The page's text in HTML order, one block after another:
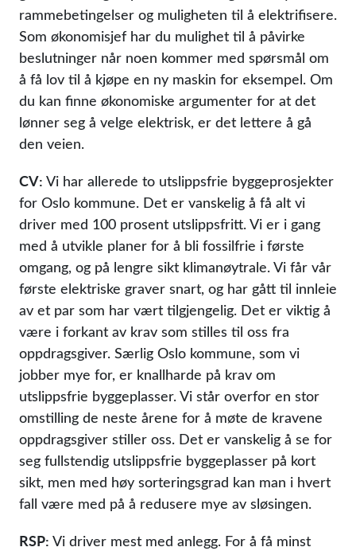
rammebetingelser og muligheten til å elektrifisere.
Som økonomisjef har du mulighet til å påvirke
beslutninger når noen kommer med spørsmål om
å få lov til å kjøpe en ny maskin for eksempel. Om
du kan finne økonomiske argumenter for at det
lønner seg å velge elektrisk, er det lettere å gå
den veien.
CV: Vi har allerede to utslippsfrie byggeprosjekter
for Oslo kommune. Det er vanskelig å få alt vi
driver med 100 prosent utslippsfritt. Vi er i gang
med å utvikle planer for å bli fossilfrie i første
omgang, og på lengre sikt klimanøytrale. Vi får vår
første elektriske graver snart, og har gått til innleie
av et par som har vært tilgjengelig. Det er viktig å
være i forkant av krav som stilles til oss fra
oppdragsgiver. Særlig Oslo kommune, som vi
jobber mye for, er knallharde på krav om
utslippsfrie byggeplasser. Vi står overfor en stor
omstilling de neste årene for å møte de kravene
oppdragsgiver stiller oss. Det er vanskelig å se for
seg fullstendig utslippsfrie byggeplasser på kort
sikt, men med høy sorteringsgrad kan man i hvert
fall være med på å redusere mye av sløsingen.
RSP: Vi driver mest med anlegg. For å få minst